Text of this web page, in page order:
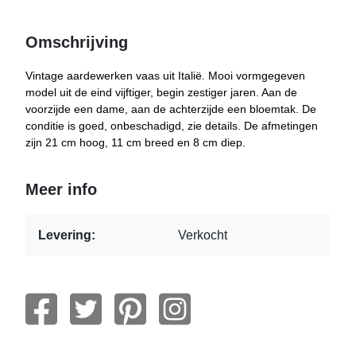
Omschrijving
Vintage aardewerken vaas uit Italië. Mooi vormgegeven
model uit de eind vijftiger, begin zestiger jaren. Aan de
voorzijde een dame, aan de achterzijde een bloemtak. De
conditie is goed, onbeschadigd, zie details. De afmetingen
zijn 21 cm hoog, 11 cm breed en 8 cm diep.
Meer info
Levering: Verkocht